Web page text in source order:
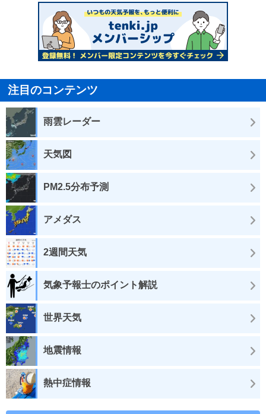
注目のコンテンツ
雨雲レーダー
天気図
PM2.5分布予測
アメダス
2週間天気
気象予報士のポイント解説
世界天気
地震情報
熱中症情報